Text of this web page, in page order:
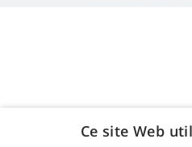
Ce site Web